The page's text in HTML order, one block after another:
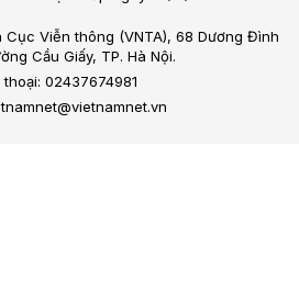
Viễn thông (VNTA), 68 Dương Đình
Cầu Giấy, TP. Hà Nội.
02437674981